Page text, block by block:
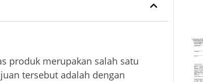
produk merupakan salah satu
tersebut adalah dengan